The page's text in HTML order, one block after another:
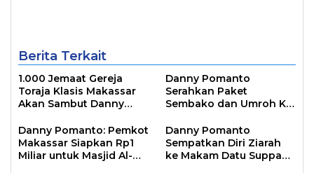
Berita Terkait
1.000 Jemaat Gereja
Toraja Klasis Makassar
Akan Sambut Danny
Natal Besok
Danny Pomanto
Serahkan Paket
Sembako dan Umroh Ke
Makassar Shalat Subuh
Berjamaah
Danny Pomanto: Pemkot
Makassar Siapkan Rp1
Miliar untuk Masjid Al-
Danny Pomanto
Sempatkan Diri Ziarah
ke Makam Datu Suppa